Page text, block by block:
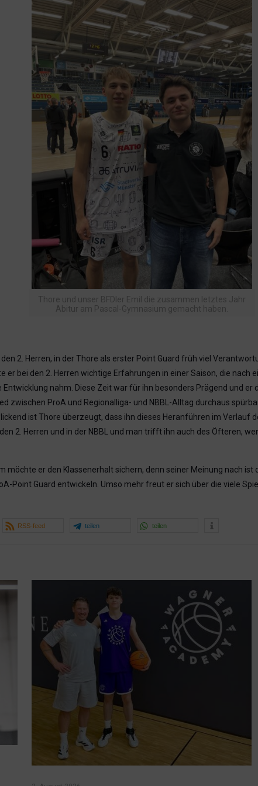
Thore und unser BFDler Emil die zusammen letztes Jahr
Abitur am Pascal-Gymnasium gemacht haben.
2. Herren, in der Thore als erster Point Guard früh viel
bei den 2. Herren wichtige Erfahrungen in einer Saison, die
nahm. Diese Zeit war für ihn besonders Prägend und er
zwischen ProA und Regionalliga- und NBBL-Alltag durchaus
ist Thore überzeugt, dass ihn dieses Heranführen im Verlauf
2. Herren und in der NBBL und man trifft ihn auch des Öfteren,
möchte er den Klassenerhalt sichern, denn seiner Meinung nach
Point Guard entwickeln. Umso mehr freut er sich über die viele
RSS-feed teilen teilen